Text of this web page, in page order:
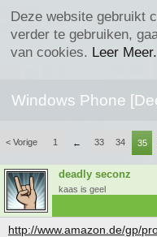
Deze website gebruikt
verder te gebruiken,
van cookies. Leer Meer.
Windows Phone
< Vorige 1 ← 33 34 35
deadly seconz
kaas is geel
http://www.amazon.de/gp/